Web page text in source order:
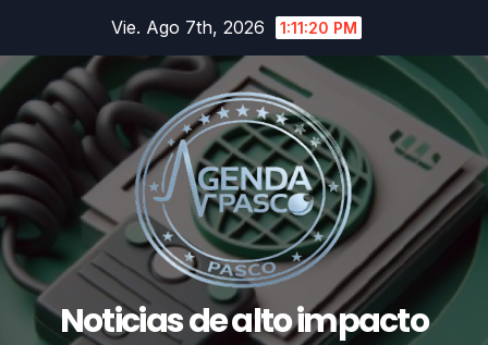
contenido
Vie. Ago 7th, 2026 1:11:21 PM
Noticias de alto impacto